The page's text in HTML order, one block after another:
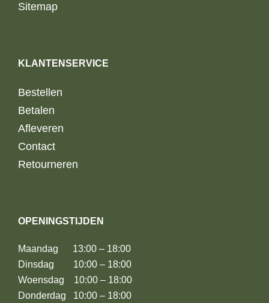
Sitemap
KLANTENSERVICE
Bestellen
Betalen
Afleveren
Contact
Retourneren
OPENINGSTIJDEN
Maandag 13:00 – 18:00
Dinsdag 10:00 – 18:00
Woensdag 10:00 – 18:00
Donderdag 10:00 – 18:00